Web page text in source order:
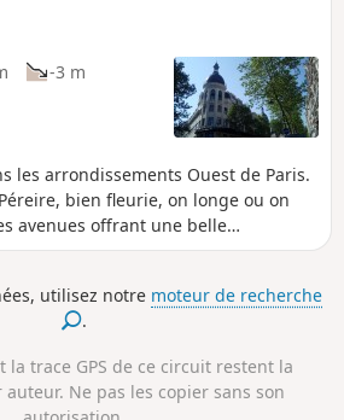
-3 m
les arrondissements Ouest de Paris.
bien fleurie, on longe ou on
avenues offrant une belle
Triomphe de l'Étoile.
utilisez notre moteur de recherche
.
la trace GPS de ce circuit restent la
Ne pas les copier sans son